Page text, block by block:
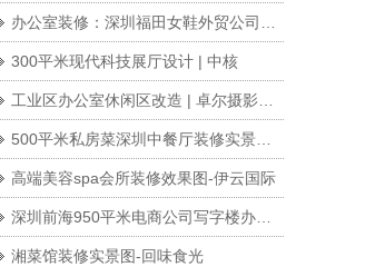
办公室装修：深圳福田女鞋外贸公司230平米写字楼办公室设计
300平米现代科技展厅设计 | 中核
工业区办公室休闲区改造 | 卓尔摄影器材
500平米私房菜深圳中餐厅装修实景案例 | 蟹咏虾海
高端美容spa会所装修效果图-伊云国际
深圳前海950平米电商公司写字楼办公室装修设计案例
湘菜馆装修实景图-回味食光